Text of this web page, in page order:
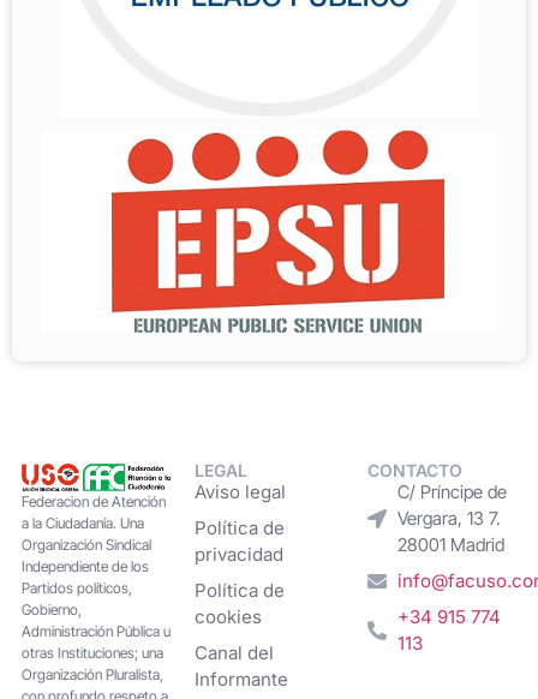
Federacion de Atención
a la Ciudadanía. Una
Organización Sindical
Independiente de los
Partidos políticos,
Gobierno,
Administración Pública u
otras Instituciones; una
Organización Pluralista,
LEGAL
Aviso legal
Política de
privacidad
Política de
cookies
Canal del
Informante
CONTACTO
C/ Príncipe de
Vergara, 13 7.
28001 Madrid
+34 915 774
113